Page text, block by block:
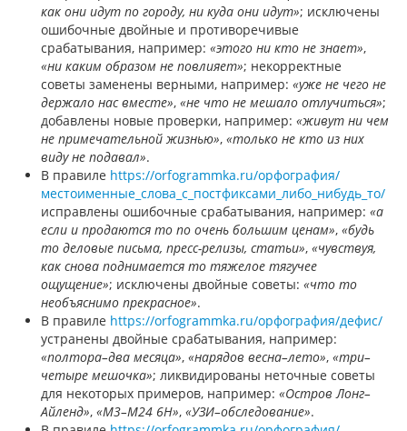
как они идут по городу, ни куда они идут»; исключены
ошибочные двойные и противоречивые
срабатывания, например: «этого ни кто не знает»,
«ни каким образом не повлияет»; некорректные
советы заменены верными, например: «уже не чего не
держало нас вместе», «не что не мешало отлучиться»;
добавлены новые проверки, например: «живут ни чем
не примечательной жизнью», «только не кто из них
виду не подавал».
В правиле https://orfogrammka.ru/орфография/
местоименные_слова_с_постфиксами_либо_нибудь_то/
исправлены ошибочные срабатывания, например: «а
если и продаются то по очень большим ценам», «будь
то деловые письма, пресс-релизы, статьи», «чувствуя,
как снова поднимается то тяжелое тягучее
ощущение»; исключены двойные советы: «что то
необъяснимо прекрасное».
В правиле https://orfogrammka.ru/орфография/дефис/
устранены двойные срабатывания, например:
«полтора–два месяца», «нарядов весна–лето», «три–
четыре мешочка»; ликвидированы неточные советы
для некоторых примеров, например: «Остров Лонг–
Айленд», «М3–М24 6Н», «УЗИ–обследование».